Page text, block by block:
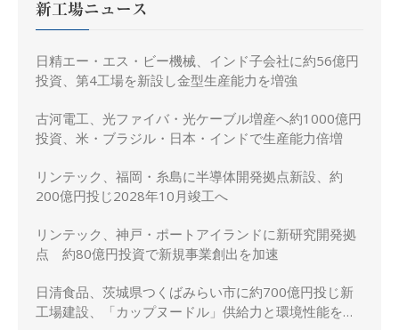
新工場ニュース
日精エー・エス・ビー機械、インド子会社に約56億円
投資、第4工場を新設し金型生産能力を増強
古河電工、光ファイバ・光ケーブル増産へ約1000億円
投資、米・ブラジル・日本・インドで生産能力倍増
リンテック、福岡・糸島に半導体開発拠点新設、約
200億円投じ2028年10月竣工へ
リンテック、神戸・ポートアイランドに新研究開発拠
点 約80億円投資で新規事業創出を加速
日清食品、茨城県つくばみらい市に約700億円投じ新
工場建設、「カップヌードル」供給力と環境性能を強